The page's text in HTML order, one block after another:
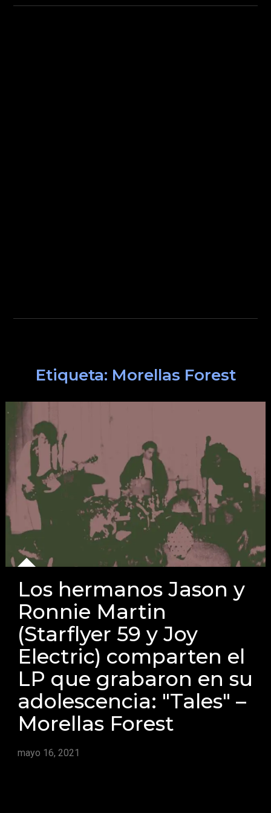
Etiqueta: Morellas Forest
Los hermanos Jason y
Ronnie Martin
(Starflyer 59 y Joy
Electric) comparten el
LP que grabaron en su
adolescencia: "Tales" –
Morellas Forest
mayo 16, 2021